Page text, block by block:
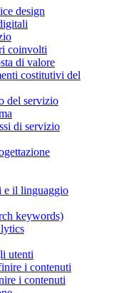
design
coinvolti
di valore
costitutivi del
del servizio
di servizio
e il linguaggio
keywords)
utenti
i contenuti
i contenuti